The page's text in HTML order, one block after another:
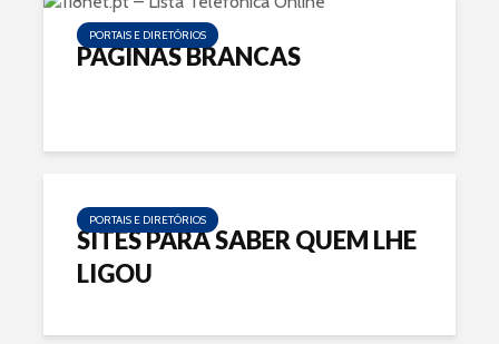
PORTAIS E DIRETÓRIOS
PÁGINAS BRANCAS
PORTAIS E DIRETÓRIOS
SITES PARA SABER QUEM LHE
LIGOU